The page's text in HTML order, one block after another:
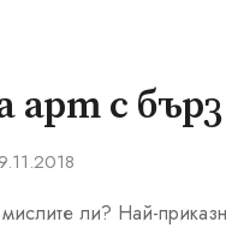
арт с
ли? Най-